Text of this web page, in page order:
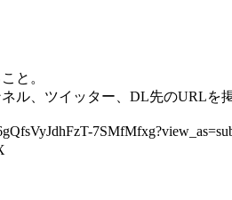
と。
ル、ツイッター、DL先のURLを